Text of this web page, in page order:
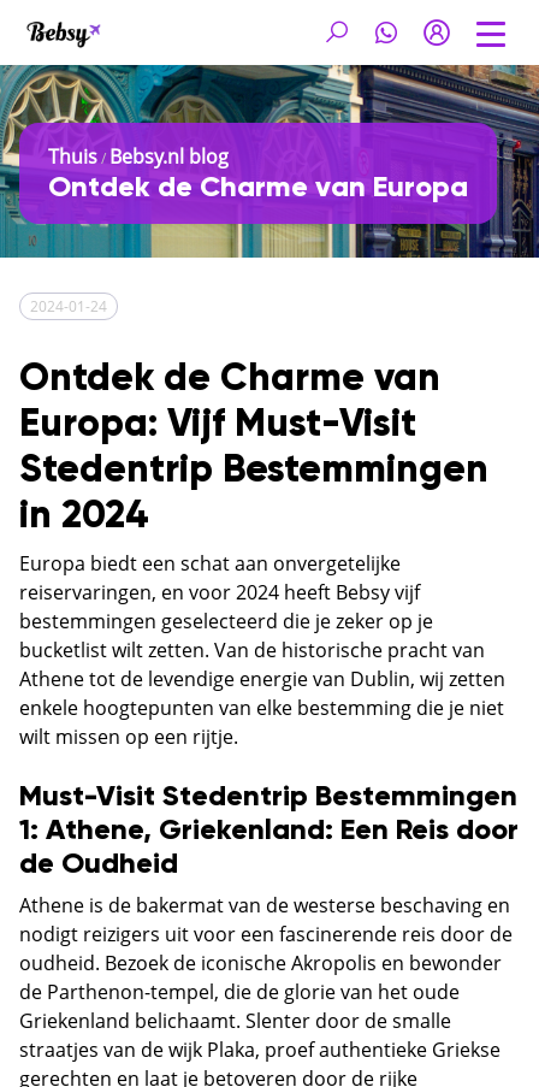
Thuis/ Bebsy.nl blog
Ontdek de Charme van Europa
2024-01-24
Ontdek de Charme van
Europa: Vijf Must-Visit
Stedentrip Bestemmingen
in 2024
Europa biedt een schat aan onvergetelijke
reiservaringen, en voor 2024 heeft Bebsy vijf
bestemmingen geselecteerd die je zeker op je
bucketlist wilt zetten. Van de historische pracht van
Athene tot de levendige energie van Dublin, wij zetten
enkele hoogtepunten van elke bestemming die je niet
wilt missen op een rijtje.
Must-Visit Stedentrip Bestemmingen
1: Athene, Griekenland: Een Reis door
de Oudheid
Athene is de bakermat van de westerse beschaving en
nodigt reizigers uit voor een fascinerende reis door de
oudheid. Bezoek de iconische Akropolis en bewonder
de Parthenon-tempel, die de glorie van het oude
Griekenland belichaamt. Slenter door de smalle
straatjes van de wijk Plaka, proef authentieke Griekse
gerechten en laat je betoveren door de rijke